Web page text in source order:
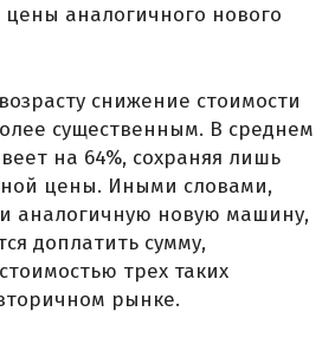
аналогичного нового
снижение стоимости
существенным. В среднем
на 64%, сохраняя лишь
цены. Иными словами,
аналогичную новую машину,
доплатить сумму,
трех таких
рынке.